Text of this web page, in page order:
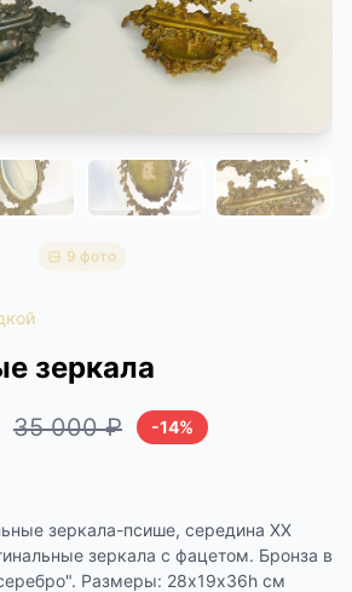
9 фото
зеркала
35 000 ₽ -14%
зеркала-псише, середина ХХ
зеркала с фацетом. Бронза в
Размеры: 28х19х36h см